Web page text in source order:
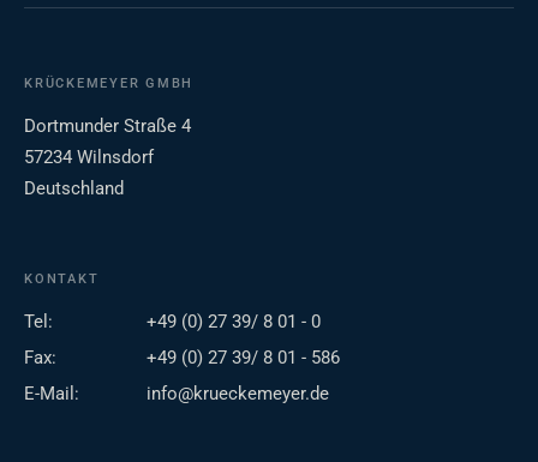
KRÜCKEMEYER GMBH
Dortmunder Straße 4
57234 Wilnsdorf
Deutschland
KONTAKT
Tel:
+49 (0) 27 39/ 8 01 - 0
Fax:
+49 (0) 27 39/ 8 01 - 586
E-Mail:
info@krueckemeyer.de